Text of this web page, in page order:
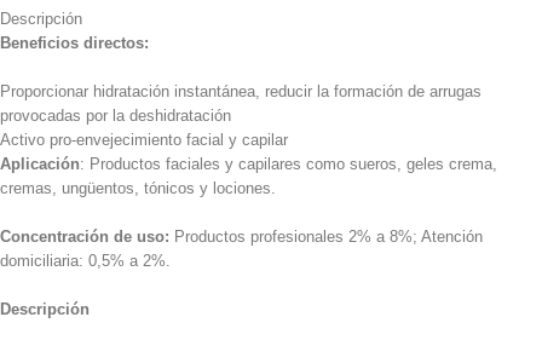
Descripción
Beneficios directos:
Proporcionar hidratación instantánea, reducir la formación de arrugas
provocadas por la deshidratación
Activo pro-envejecimiento facial y capilar
Aplicación: Productos faciales y capilares como sueros, geles crema,
cremas, ungüentos, tónicos y lociones.
Concentración de uso: Productos profesionales 2% a 8%; Atención
domiciliaria: 0,5% a 2%.
Descripción